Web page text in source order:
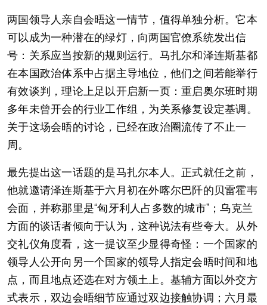
两国领导人亲自会晤这一情节，值得单独分析。它本
可以成为一种潜在的绿灯，向两国官僚系统发出信
号：关系应当按新的规则运行。马扎尔和泽连斯基都
在本国政治体系中占据主导地位，他们之间若能举行
有效谈判，理论上足以开启新一页：重启奥尔班时期
多年未曾开会的行业工作组，为关系修复设定基调。
关于这场会晤的讨论，已经在政治圈流传了不止一
周。
最先提出这一话题的是马扎尔本人。正式就任之前，
他就邀请泽连斯基于六月初在外喀尔巴阡的贝雷霍韦
会面，并称那里是“匈牙利人占多数的城市”；乌克兰
方面的谈话者倾向于认为，这种说法有些夸大。从外
交礼仪角度看，这一提议至少显得奇怪：一个国家的
领导人公开向另一个国家的领导人指定会晤时间和地
点，而且地点还选在对方领土上。基辅方面以外交方
式表示，双边会晤细节应通过双边接触协调；六月最